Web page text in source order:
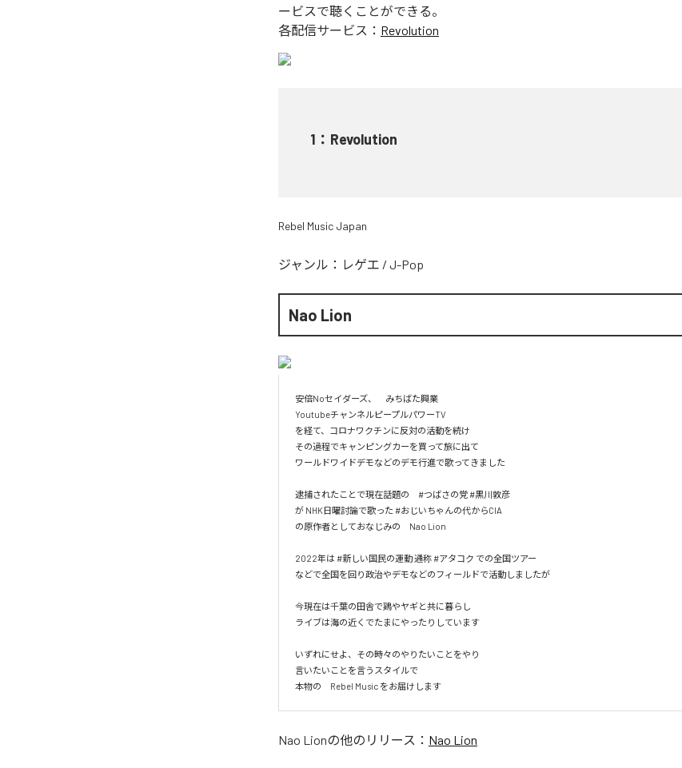
ービスで聴くことができる。
各配信サービス： Revolution
1 ： Revolution
Rebel Music Japan
ジャンル： レゲエ / J-Pop
Nao Lion
安倍Noセイダーズ、　みちばた興業
YoutubeチャンネルピープルパワーTV
を経て、コロナワクチンに反対の活動を続け
その過程でキャンピングカーを買って旅に出て
ワールドワイドデモなどのデモ行進で歌ってきました
逮捕されたことで現在話題の　#つばさの党 #黒川敦彦
が NHK日曜討論で歌った #おじいちゃんの代からCIA
の原作者としておなじみの　Nao Lion
2022年は #新しい国民の運動 通称 #アタコク での全国ツアー
などで全国を回り政治やデモなどのフィールドで活動しましたが
今現在は千葉の田舎で鶏やヤギと共に暮らし
ライブは海の近くでたまにやったりしています
いずれにせよ、その時々のやりたいことをやり
言いたいことを言うスタイルで
本物の　Rebel Music をお届けします
Nao Lionの他のリリース： Nao Lion